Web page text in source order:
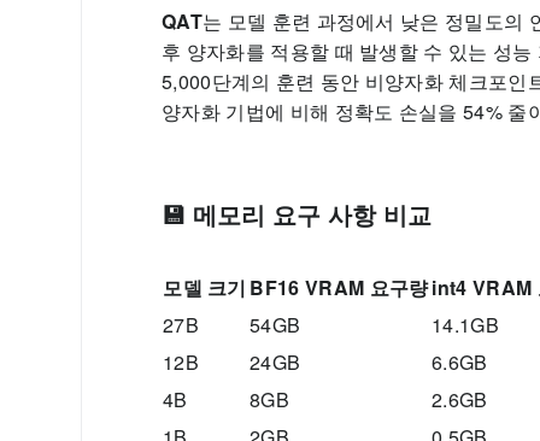
QAT는 모델 훈련 과정에서 낮은 정밀도의
후 양자화를 적용할 때 발생할 수 있는 성
5,000단계의 훈련 동안 비양자화 체크포인
양자화 기법에 비해 정확도 손실을 54% 줄
💾 메모리 요구 사항 비교
모델 크기 BF16 VRAM 요구량int4 VRAM
27B
54GB
14.1GB
12B
24GB
6.6GB
4B
8GB
2.6GB